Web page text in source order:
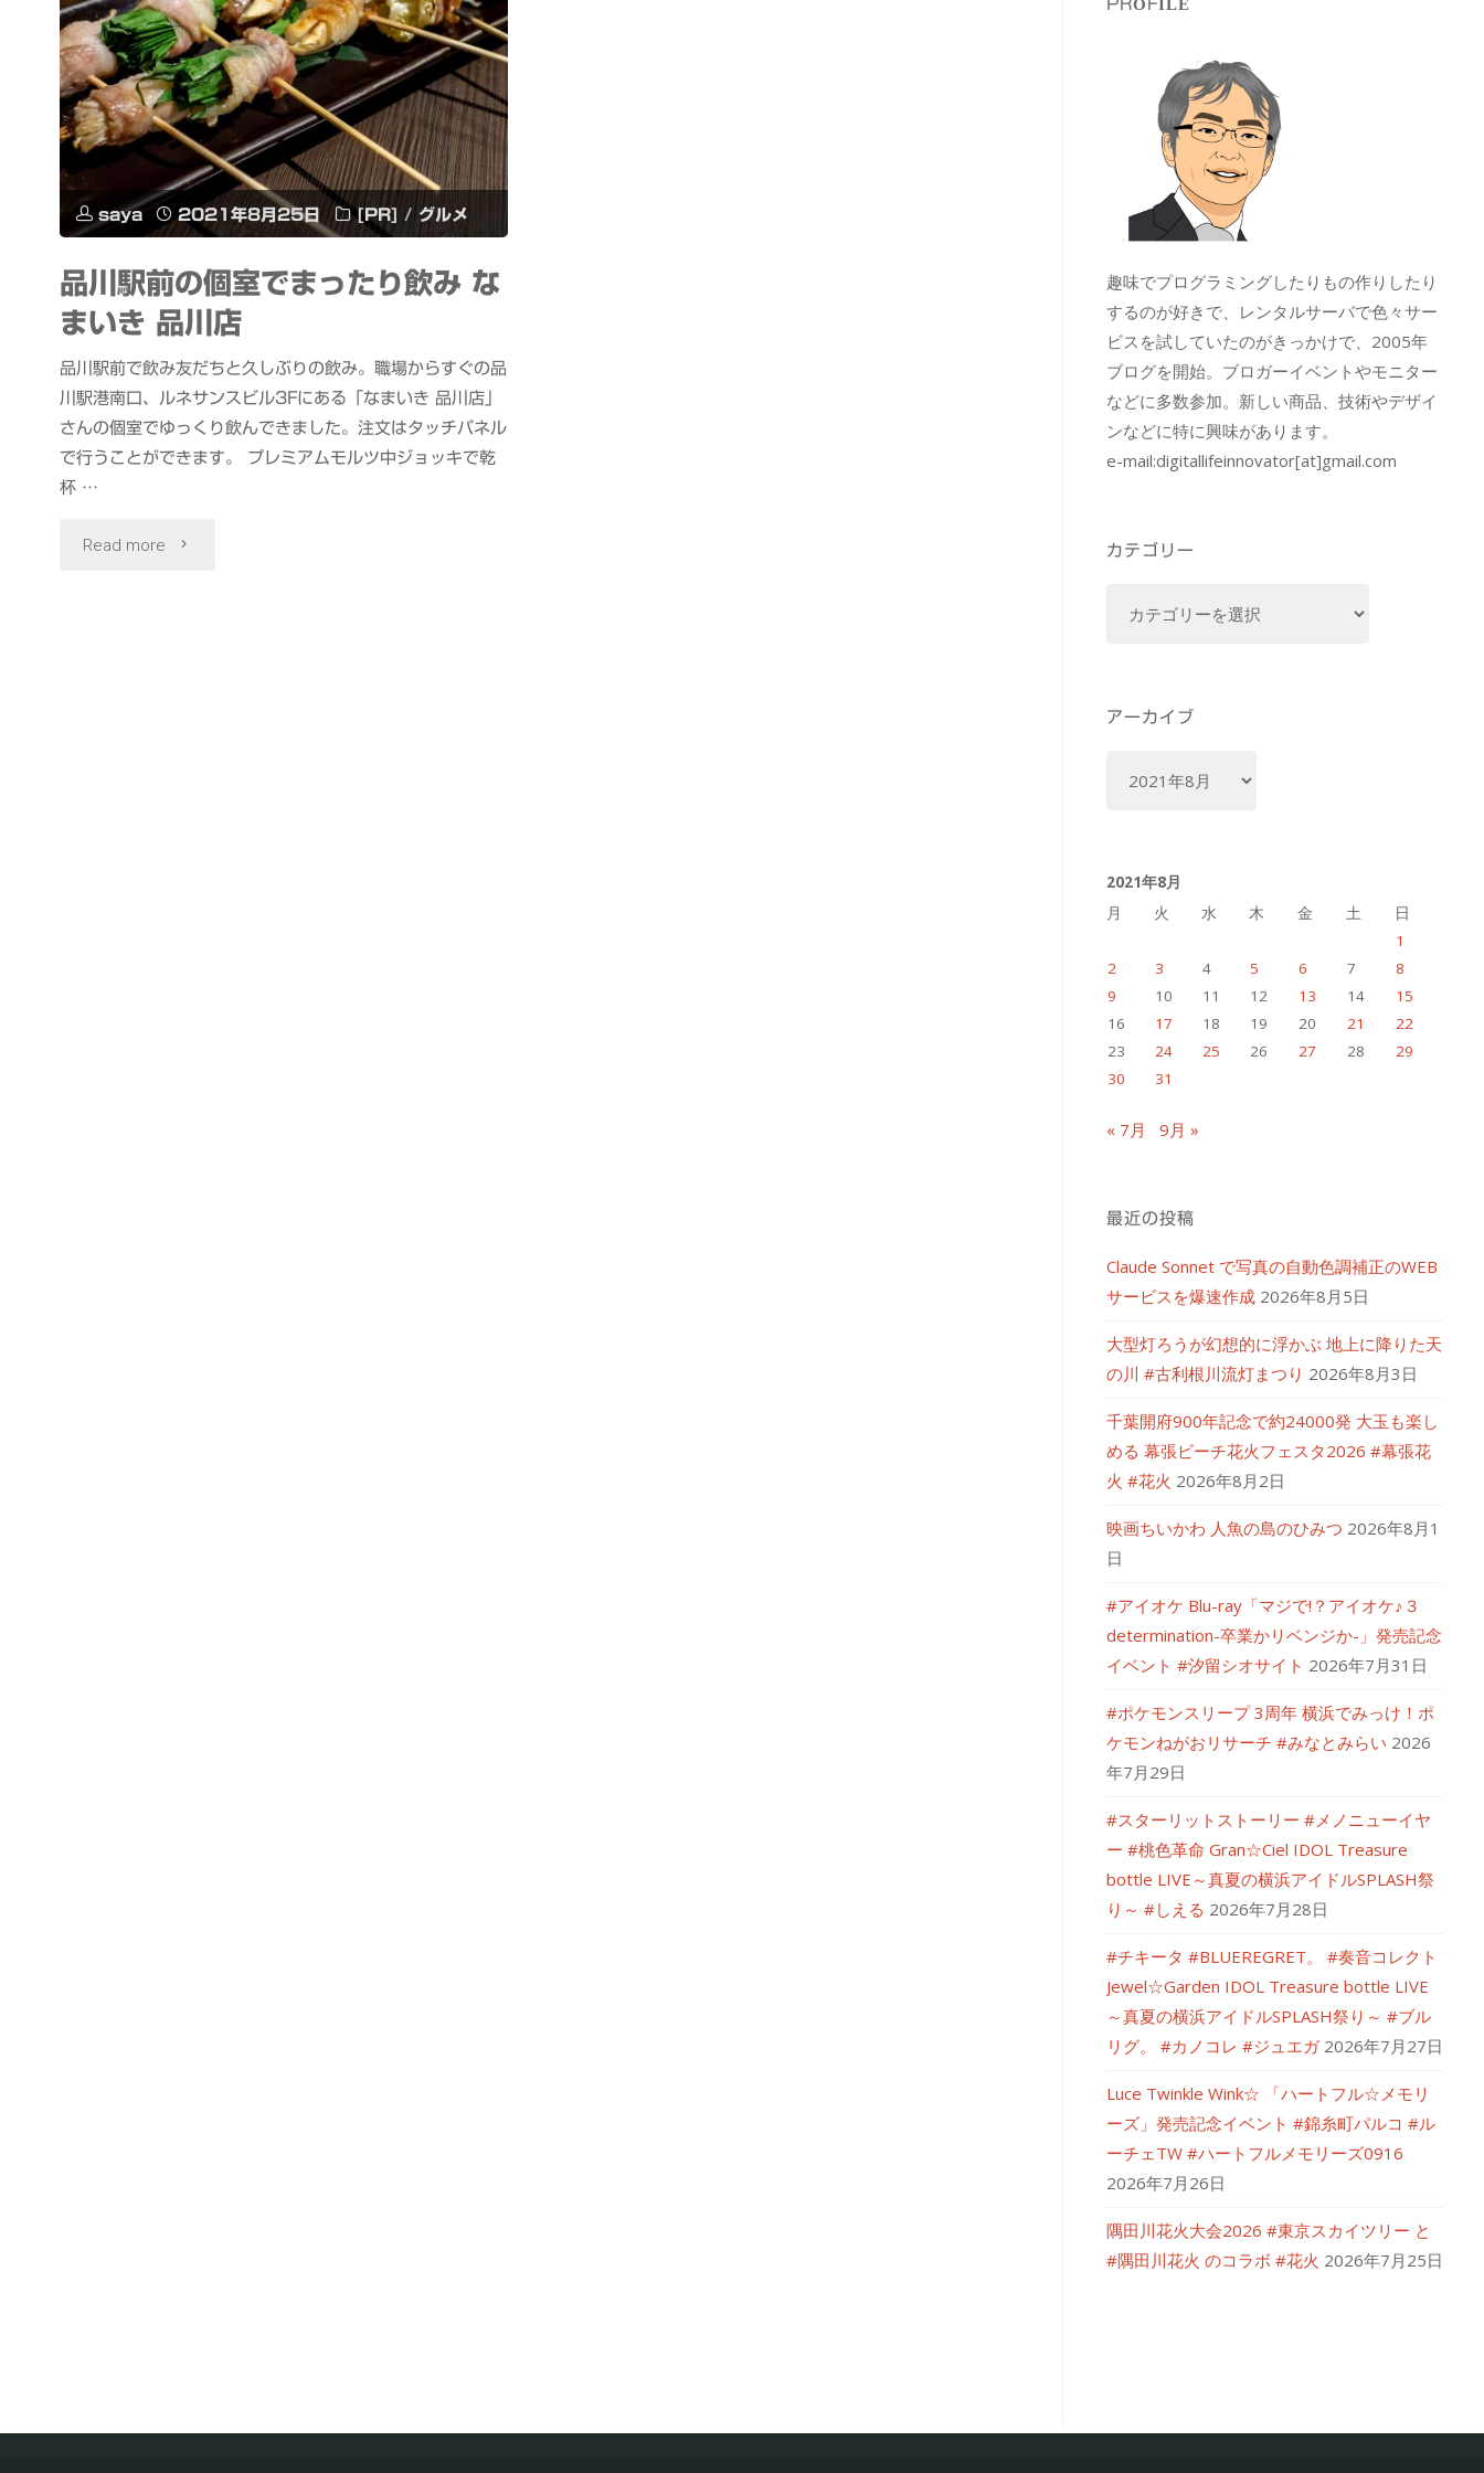
saya 2021年8月25日 [PR] / グルメ
品川駅前の個室でまったり飲み な
まいき 品川店
品川駅前で飲み友だちと久しぶりの飲み。職場からすぐの品
川駅港南口、ルネサンスビル3Fにある「なまいき 品川店」
さんの個室でゆっくり飲んできました。注文はタッチパネル
で行うことができます。 プレミアムモルツ中ジョッキで乾
杯 …
Read more "品
PROFILE
趣味でプログラミングしたりもの作りしたり
するのが好きで、レンタルサーバで色々サー
ビスを試していたのがきっかけで、2005年
ブログを開始。ブロガーイベントやモニター
などに多数参加。新しい商品、技術やデザイ
ンなどに特に興味があります。
e-mail:digitallifeinnovator[at]gmail.com
カテゴリー
ー
アーカイブ
ブ
2021年8月
月
火 水 木 金 土
日
1
2
3 4 5 6 7
8
9
10 11 12 13 14
15
16
17 18 19 20 21
22
23
24 25 26 27 28
29
30
31
« 7月 9月 »
最近の投稿
Claude Sonnet で写真の自動色調補正のWEB
サービスを爆速作成 2026年8月5日
大型灯ろうが幻想的に浮かぶ 地上に降りた天
の川 #古利根川流灯まつり 2026年8月3日
千葉開府900年記念で約24000発 大玉も楽し
める 幕張ビーチ花火フェスタ2026 #幕張花
火 #花火 2026年8月2日
映画ちいかわ 人魚の島のひみつ 2026年8月1
日
#アイオケ Blu-ray「マジで!？アイオケ♪３
determination-卒業かリベンジか-」発売記念
イベント #汐留シオサイト 2026年7月31日
#ポケモンスリープ 3周年 横浜でみっけ！ポ
ケモンねがおリサーチ #みなとみらい 2026
年7月29日
#スターリットストーリー #メノニューイヤ
ー #桃色革命 Gran☆Ciel IDOL Treasure
bottle LIVE～真夏の横浜アイドルSPLASH祭
り～ #しえる 2026年7月28日
#チキータ #BLUEREGRET。 #奏音コレクト
Jewel☆Garden IDOL Treasure bottle LIVE
～真夏の横浜アイドルSPLASH祭り～ #ブル
リグ。 #カノコレ #ジュエガ 2026年7月27日
Luce Twinkle Wink☆ 「ハートフル☆メモリ
ーズ」発売記念イベント #錦糸町パルコ #ル
ーチェTW #ハートフルメモリーズ0916
2026年7月26日
隅田川花火大会2026 #東京スカイツリー と
#隅田川花火 のコラボ #花火 2026年7月25日